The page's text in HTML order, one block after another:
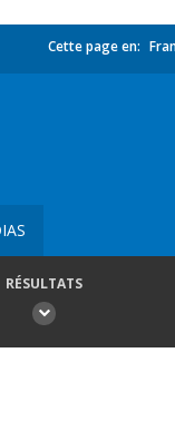
Cette page en:
RÉSULTATS